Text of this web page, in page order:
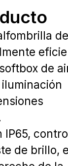
de
IP65,
de brillo,